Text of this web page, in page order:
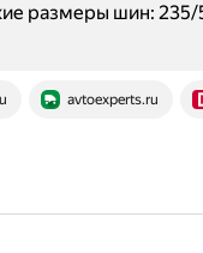
avtoexperts.ru
размеры шин: 235/